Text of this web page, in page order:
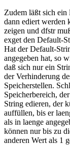
Zudem läßt sich
dann ediert werden
zeigen und dfstr
exget den Default-
Hat der Default-
angegeben hat, so
daß sich nur ein
der Verhinderung
Speicherstellen.
Speicherbereich,
String edieren, der
auffüllen, bis er
als in laenge
können nur bis zu
anderen Wert als 1